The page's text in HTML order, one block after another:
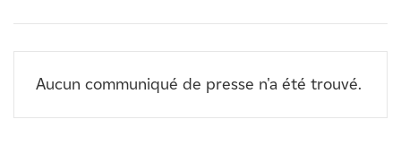
Aucun communiqué de presse n'a été trouvé.